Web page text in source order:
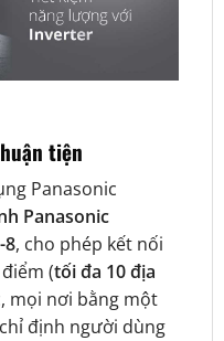
tiện
Panasonic
Panasonic
8, cho phép kết nối
(tối đa 10 địa
mọi nơi bằng một
định người dùng